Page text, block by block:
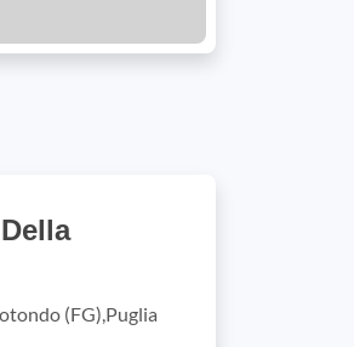
(FG),Puglia